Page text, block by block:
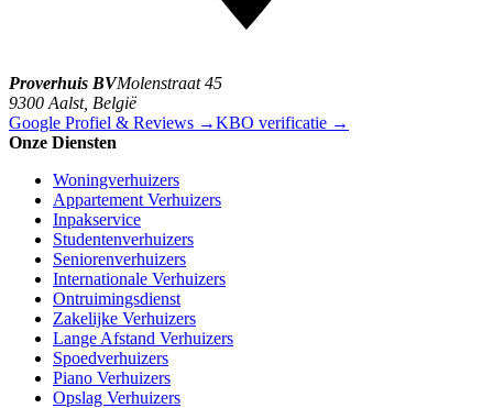
Proverhuis BVMolenstraat 45
9300 Aalst, België
Google Profiel & Reviews →KBO verificatie →
Onze Diensten
Woningverhuizers
Appartement Verhuizers
Inpakservice
Studentenverhuizers
Seniorenverhuizers
Internationale Verhuizers
Ontruimingsdienst
Zakelijke Verhuizers
Lange Afstand Verhuizers
Spoedverhuizers
Piano Verhuizers
Opslag Verhuizers